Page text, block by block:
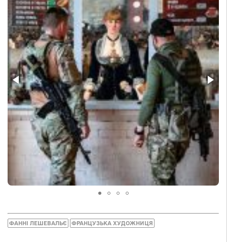
ФАННІ ЛЕШЕВАЛЬЄ ФРАНЦУЗЬКА ХУДОЖНИЦЯ